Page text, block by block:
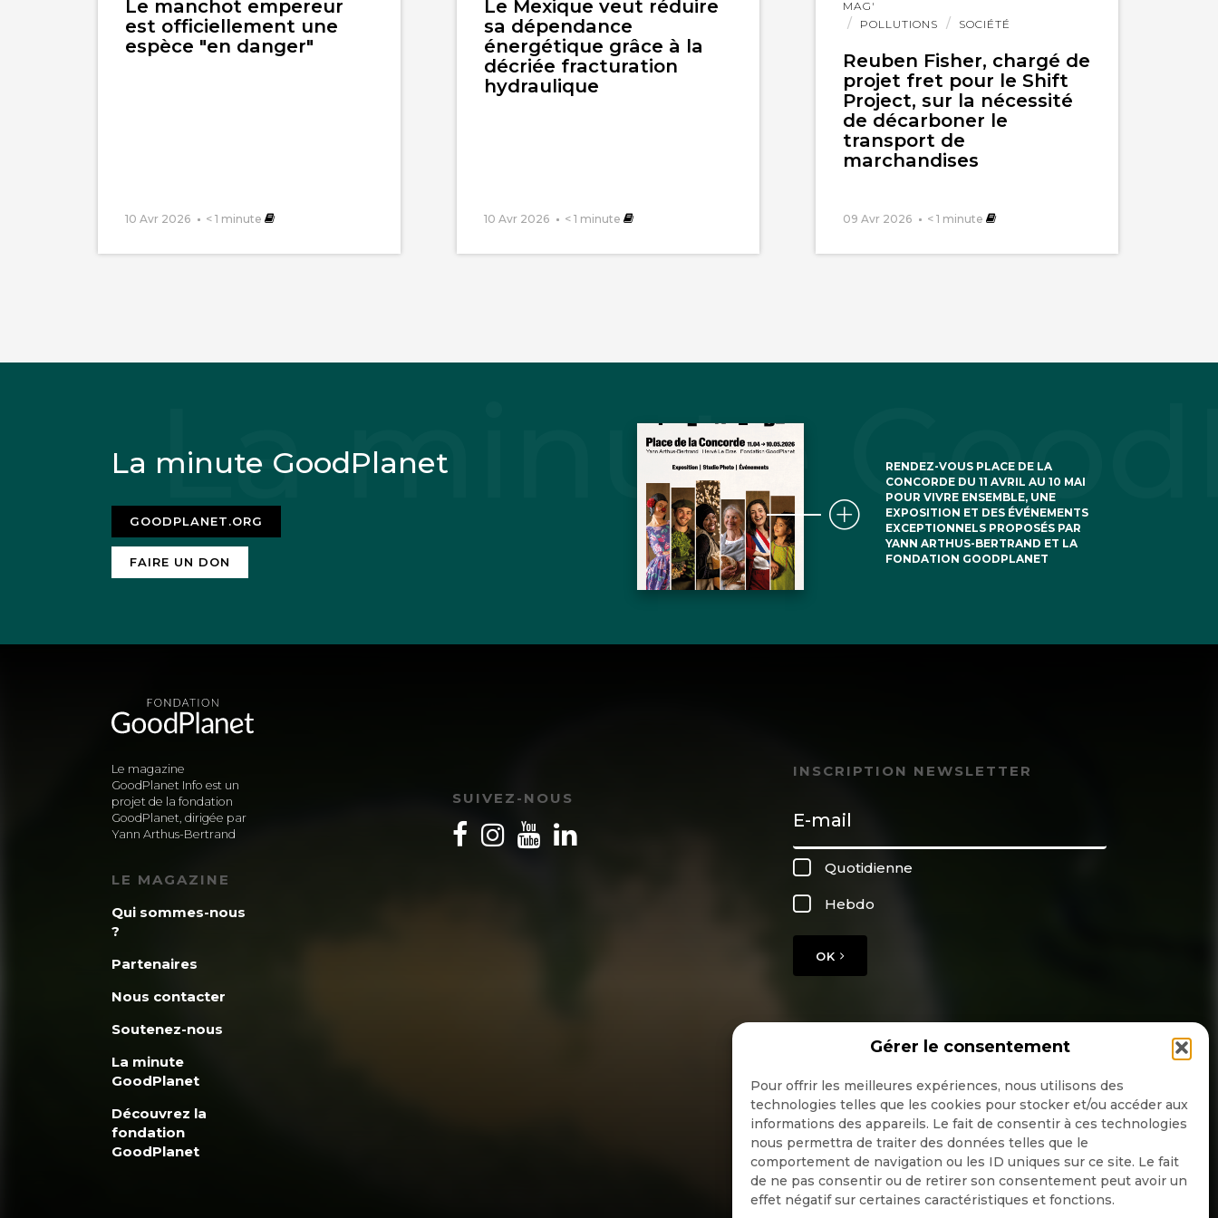
Gérer le consentement
Pour offrir les meilleures expériences, nous utilisons des
technologies telles que les cookies pour stocker et/ou accéder aux
informations des appareils. Le fait de consentir à ces technologies
nous permettra de traiter des données telles que le
comportement de navigation ou les ID uniques sur ce site. Le fait
de ne pas consentir ou de retirer son consentement peut avoir un
effet négatif sur certaines caractéristiques et fonctions.
Le manchot empereur
est officiellement une
espèce "en danger"
10 Avr 2026 < 1 minute
Le Mexique veut réduire
sa dépendance
énergétique grâce à la
décriée fracturation
hydraulique
10 Avr 2026 < 1 minute
MAG'
POLLUTIONS
SOCIÉTÉ
Reuben Fisher, chargé de
projet fret pour le Shift
Project, sur la nécessité
de décarboner le
transport de
marchandises
09 Avr 2026 < 1 minute
La minute GoodPlanet
GOODPLANET.ORG
FAIRE UN DON
RENDEZ-VOUS PLACE DE LA
CONCORDE DU 11 AVRIL AU 10 MAI
POUR VIVRE ENSEMBLE, UNE
EXPOSITION ET DES ÉVÉNEMENTS
EXCEPTIONNELS PROPOSÉS PAR
YANN ARTHUS-BERTRAND ET LA
FONDATION GOODPLANET
Le magazine
GoodPlanet Info est un
projet de la fondation
GoodPlanet, dirigée par
Yann Arthus-Bertrand
LE MAGAZINE
Qui sommes-nous
?
Partenaires
Nous contacter
Soutenez-nous
La minute
GoodPlanet
Découvrez la
fondation
GoodPlanet
SUIVEZ-NOUS
INSCRIPTION NEWSLETTER
Quotidienne
Hebdo
OK